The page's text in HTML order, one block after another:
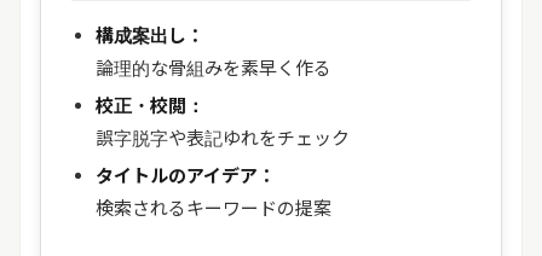
構成案出し：
論理的な骨組みを素早く作る
校正・校閲：
誤字脱字や表記ゆれをチェック
タイトルのアイデア：
検索されるキーワードの提案